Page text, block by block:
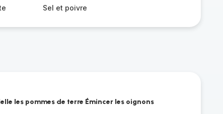
Sel et poivre
les pommes de terre Émincer les oignons